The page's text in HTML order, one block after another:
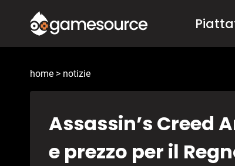
contenuto
home > notizie
Assassin’s Creed
e prezzo per il